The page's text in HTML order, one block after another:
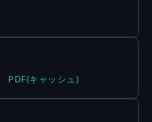
PDF(キャッシュ)